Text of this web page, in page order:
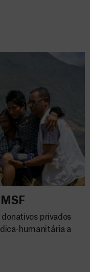
privados
humanitária a